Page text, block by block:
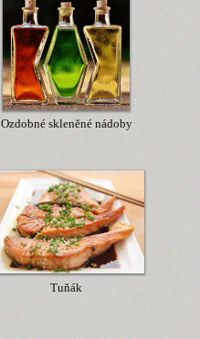
Ozdobné skleněné nádoby
Tuňák